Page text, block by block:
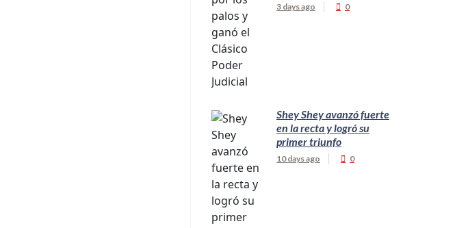
3 days ago 0
Shey Shey avanzó fuerte
en la recta y logró su
primer triunfo
10 days ago 0